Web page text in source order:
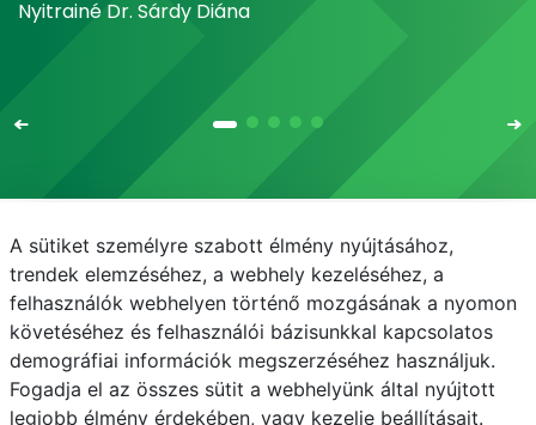
Nyitrainé Dr. Sárdy Diána
Email Telefonkönyv NEPTUN
E-learning
Médiaközpont
Informatikai Igazgatóság
Adatvédelem
A sütiket személyre szabott élmény nyújtásához,
trendek elemzéséhez, a webhely kezeléséhez, a
felhasználók webhelyen történő mozgásának a nyomon
követéséhez és felhasználói bázisunkkal kapcsolatos
demográfiai információk megszerzéséhez használjuk.
Fogadja el az összes sütit a webhelyünk által nyújtott
legjobb élmény érdekében, vagy kezelje beállításait.